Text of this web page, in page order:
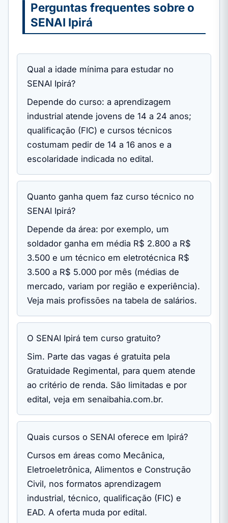
Perguntas frequentes sobre o
SENAI Ipirá
Qual a idade mínima para estudar no
SENAI Ipirá?
Depende do curso: a aprendizagem
industrial atende jovens de 14 a 24 anos;
qualificação (FIC) e cursos técnicos
costumam pedir de 14 a 16 anos e a
escolaridade indicada no edital.
Quanto ganha quem faz curso técnico no
SENAI Ipirá?
Depende da área: por exemplo, um
soldador ganha em média R$ 2.800 a R$
3.500 e um técnico em eletrotécnica R$
3.500 a R$ 5.000 por mês (médias de
mercado, variam por região e experiência).
Veja mais profissões na tabela de salários.
O SENAI Ipirá tem curso gratuito?
Sim. Parte das vagas é gratuita pela
Gratuidade Regimental, para quem atende
ao critério de renda. São limitadas e por
edital, veja em senaibahia.com.br.
Quais cursos o SENAI oferece em Ipirá?
Cursos em áreas como Mecânica,
Eletroeletrônica, Alimentos e Construção
Civil, nos formatos aprendizagem
industrial, técnico, qualificação (FIC) e
EAD. A oferta muda por edital.